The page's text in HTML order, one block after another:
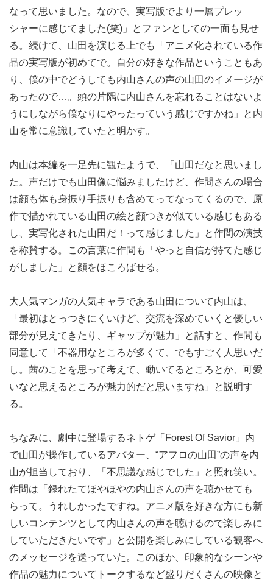
なって思いました。なので、実写版でより一層プレッ
シャーに感じてました(笑)」とファンとしての一面も見せ
る。続けて、山田を演じる上でも「アニメ化されている作
品の実写版が初めてで。自分の好きな作品ということもあ
り、僕の中でどうしても内山さんの声の山田のイメージが
あったので…。頭の片隅に内山さんを忘れることはないよ
うにしながら僕なりにやったっていう感じですかね」と内
山を常に意識していたと明かす。
内山は本編を一足先に観たようで、「山田だなと思いまし
た。声だけでも山田像に悩みましたけど、作間さんの場合
は顔も体も身振り手振りも含めてってなってくるので、原
作で描かれている山田の絵と顔つきが似ている感じもある
し、実写化された山田だ！って感じました」と作間の演技
を称賛する。この言葉に作間も「やっと自信が持てた感じ
がしました」と顔をほころばせる。
大人気マンガの人気キャラである山田について内山は、
「最初はとっつきにくいけど、交流を深めていくと優しい
部分が見えてきたり、ギャップが魅力」と話すと、作間も
同意して「不器用なところが多くて、でもすごく人思いだ
し。茜のことを思って考えて、動いてるところとか、可愛
いなと思えるところが魅力的だと思いますね」と説明す
る。
ちなみに、劇中に登場するネトゲ「Forest Of Savior」内
で山田が操作しているアバター、“アフロの山田”の声を内
山が担当しており、「不思議な感じでした」と照れ笑い。
作間は「録れたてほやほやの内山さんの声を聴かせても
らって。うれしかったですね。アニメ版を好きな方にも新
しいコンテンツとして内山さんの声を聴けるので楽しみに
していただきたいです」と公開を楽しみにしている観客へ
のメッセージを送っていた。このほか、印象的なシーンや
作品の魅力についてトークするなど盛りだくさんの映像と